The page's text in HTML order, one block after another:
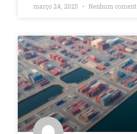
março 24, 2025 Nenhum